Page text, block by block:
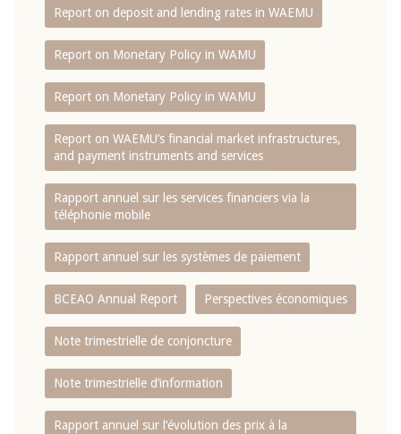
Report on deposit and lending rates in WAEMU
Report on Monetary Policy in WAMU
Report on Monetary Policy in WAMU
Report on WAEMU’s financial market infrastructures,
and payment instruments and services
Rapport annuel sur les services financiers via la
téléphonie mobile
Rapport annuel sur les systèmes de paiement
BCEAO Annual Report Perspectives économiques
Note trimestrielle de conjoncture
Note trimestrielle d‘information
Rapport annuel sur l‘évolution des prix à la